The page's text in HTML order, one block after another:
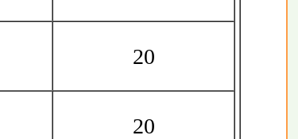
20
20